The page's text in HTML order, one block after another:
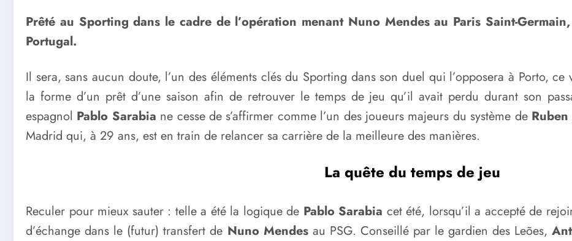
Prêté au Sporting dans le cadre de l’opération menant Nuno Mendes au Paris Saint-
Portugal.
Il sera, sans aucun doute, l’un des éléments clés du Sporting dans son duel qui l’opposera à Porto,
la forme d’un prêt d’une saison afin de retrouver le temps de jeu qu’il avait perdu durant son
espagnol Pablo Sarabia ne cesse de s’affirmer comme l’un des joueurs majeurs du système de
Madrid qui, à 29 ans, est en train de relancer sa carrière de la meilleure des manières.
La quête du temps de jeu
Reculer pour mieux sauter : telle a été la logique de Pablo Sarabia cet été, lorsqu’il a accepté de
d’échange dans le (futur) transfert de Nuno Mendesau PSG. Conseillé par le gardien des Leões,